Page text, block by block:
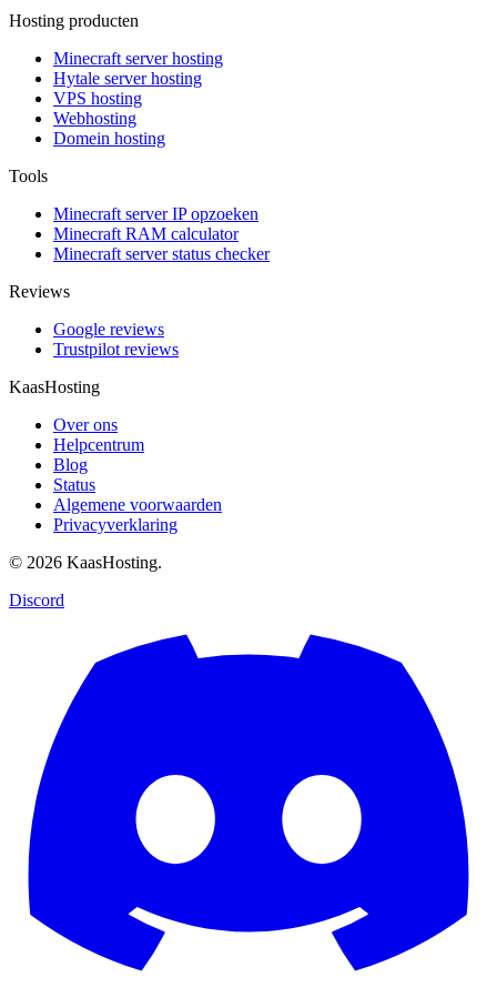
Hosting producten
Minecraft server hosting
Hytale server hosting
VPS hosting
Webhosting
Domein hosting
Tools
Minecraft server IP opzoeken
Minecraft RAM calculator
Minecraft server status checker
Reviews
Google reviews
Trustpilot reviews
KaasHosting
Over ons
Helpcentrum
Blog
Status
Algemene voorwaarden
Privacyverklaring
© 2026 KaasHosting.
Discord